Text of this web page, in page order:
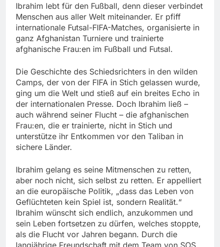
Ibrahim lebt für den Fußball, denn dieser verbindet
Menschen aus aller Welt miteinander. Er pfiff
internationale Futsal-FIFA-Matches, organisierte in
ganz Afghanistan Turniere und trainierte
afghanische Frau:en im Fußball und Futsal.
Die Geschichte des Schiedsrichters in den wilden
Camps, der von der FIFA in Stich gelassen wurde,
ging um die Welt und stieß auf ein breites Echo in
der internationalen Presse. Doch Ibrahim ließ –
auch während seiner Flucht – die afghanischen
Frau:en, die er trainierte, nicht in Stich und
unterstütze ihr Entkommen vor den Taliban in
sichere Länder.
Ibrahim gelang es seine Mitmenschen zu retten,
aber noch nicht, sich selbst zu retten. Er appelliert
an die europäische Politik, „dass das Leben von
Geflüchteten kein Spiel ist, sondern Realität.“
Ibrahim wünscht sich endlich, anzukommen und
sein Leben fortsetzen zu dürfen, welches stoppte,
als die Flucht vor Jahren begann. Durch die
langjährige Freundschaft mit dem Team von SOS